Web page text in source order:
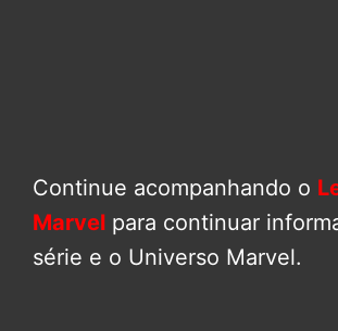
Continue acompanhando o
Marvel para continuar
série e o Universo Marvel.